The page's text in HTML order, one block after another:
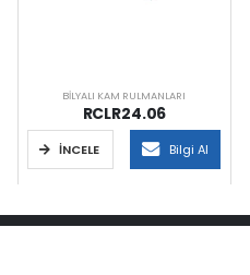
BILYALI KAM RULMANLARI
RCLR24.06
İNCELE Bilgi Al